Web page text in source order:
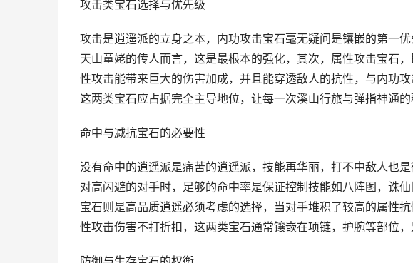
攻击类宝石选择与优先级
攻击是逍遥派的立身之本，内功攻击宝石毫无疑问是镶嵌的第一
天山童姥的传人而言，这是最根本的强化，其次，属性攻击宝石
性攻击能带来巨大的伤害加成，并且能穿透敌人的抗性，与内功
这两类宝石应占据完全主导地位，让每一次溪山行旅与弹指神通的
命中与减抗宝石的必要性
没有命中的逍遥派是痛苦的逍遥派，技能再华丽，打不中敌人也
对高闪避的对手时，足够的命中率是保证控制技能如八阵图，诛
宝石则是高品质逍遥必须考虑的选择，当对手堆积了较高的属性
性攻击伤害不打折扣，这两类宝石通常镶嵌在项链，护腕等部位，